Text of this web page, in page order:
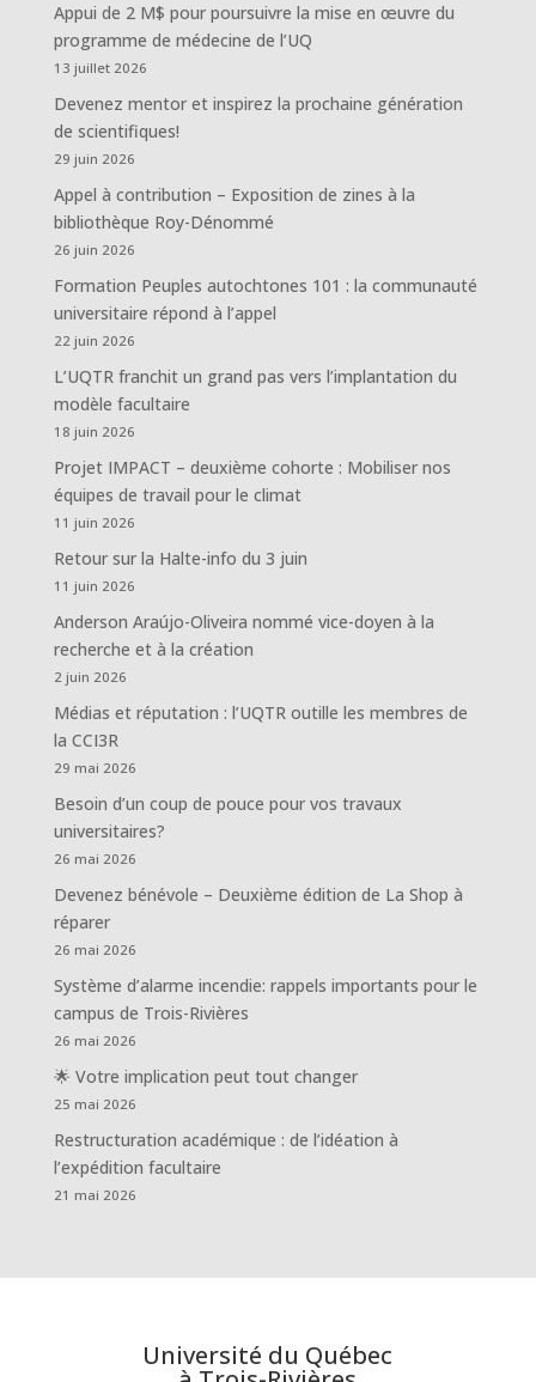
Appui de 2 M$ pour poursuivre la mise en œuvre du
programme de médecine de l’UQ
13 juillet 2026
Devenez mentor et inspirez la prochaine génération
de scientifiques!
29 juin 2026
Appel à contribution – Exposition de zines à la
bibliothèque Roy-Dénommé
26 juin 2026
Formation Peuples autochtones 101 : la communauté
universitaire répond à l’appel
22 juin 2026
L’UQTR franchit un grand pas vers l’implantation du
modèle facultaire
18 juin 2026
Projet IMPACT – deuxième cohorte : Mobiliser nos
équipes de travail pour le climat
11 juin 2026
Retour sur la Halte-info du 3 juin
11 juin 2026
Anderson Araújo-Oliveira nommé vice-doyen à la
recherche et à la création
2 juin 2026
Médias et réputation : l’UQTR outille les membres de
la CCI3R
29 mai 2026
Besoin d’un coup de pouce pour vos travaux
universitaires?
26 mai 2026
Devenez bénévole – Deuxième édition de La Shop à
réparer
26 mai 2026
Système d’alarme incendie: rappels importants pour le
campus de Trois-Rivières
26 mai 2026
🌟 Votre implication peut tout changer
25 mai 2026
Restructuration académique : de l’idéation à
l’expédition facultaire
21 mai 2026
Université du Québec